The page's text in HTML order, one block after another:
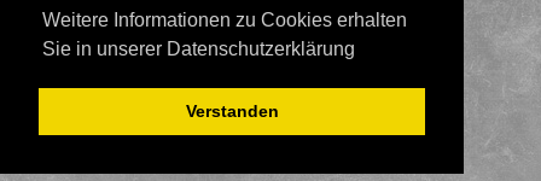
Weitere Informationen zu Cookies erhalten
Sie in unserer Datenschutzerklärung
Verstanden